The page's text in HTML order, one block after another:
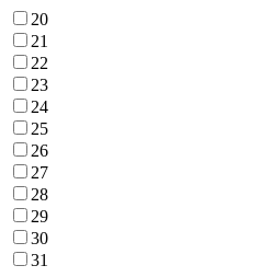
20
21
22
23
24
25
26
27
28
29
30
31